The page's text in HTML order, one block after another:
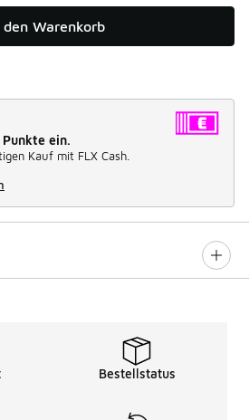
den Warenkorb
ein.
Kauf mit FLX Cash.
Bestellstatus